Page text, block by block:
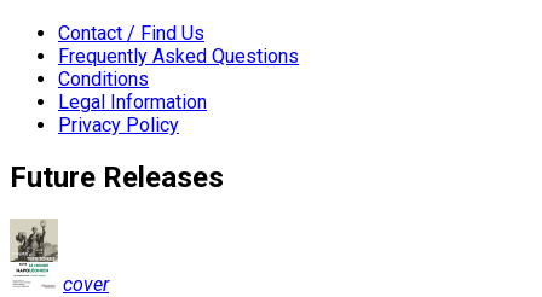
Contact / Find Us
Frequently Asked Questions
Conditions
Legal Information
Privacy Policy
Future Releases
cover